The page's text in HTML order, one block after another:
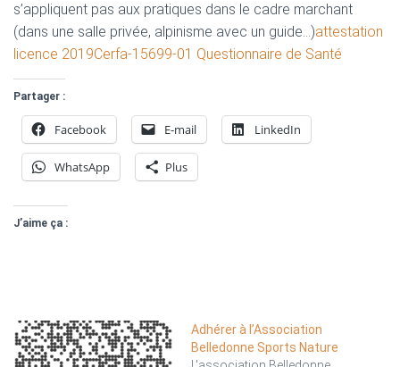
s’appliquent pas aux pratiques dans le cadre marchant
(dans une salle privée, alpinisme avec un guide…)attestation
licence 2019Cerfa-15699-01 Questionnaire de Santé
Partager :
Facebook E-mail LinkedIn
WhatsApp Plus
J’aime ça :
Adhérer à l’Association
Belledonne Sports Nature